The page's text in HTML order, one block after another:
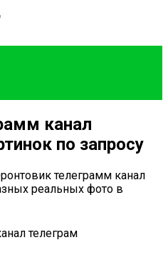
канал
по запросу
телеграмм канал
реальных фото в